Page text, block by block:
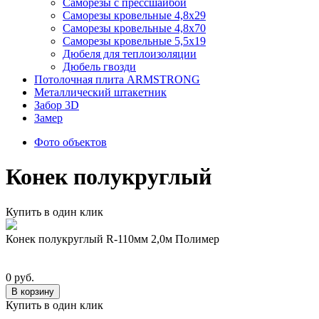
Саморезы с прессшайбой
Саморезы кровельные 4,8х29
Саморезы кровельные 4,8х70
Саморезы кровельные 5,5х19
Дюбеля для теплоизоляции
Дюбель гвозди
Потолочная плита ARMSTRONG
Металлический штакетник
Забор 3D
Замер
Фото объектов
Конек полукруглый
Купить в один клик
Конек полукруглый R-110мм 2,0м Полимер
0 руб.
В корзину
Купить в один клик